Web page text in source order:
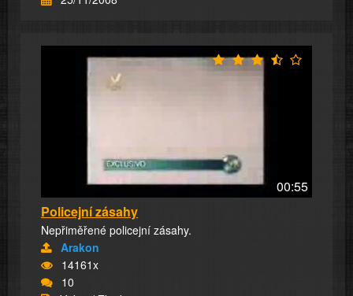
00:55
Policejní zásahy
Nepřiměřené policejní zásahy.
Arakon
14161x
10